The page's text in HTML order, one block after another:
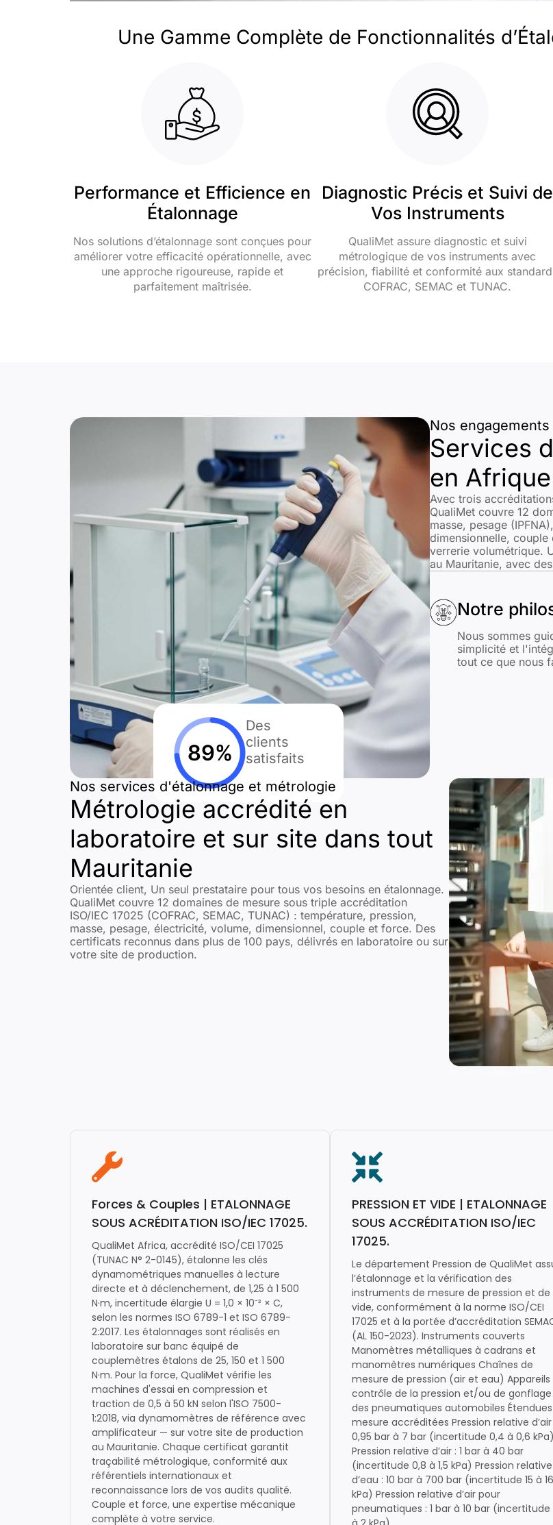
Une Gamme Complète de Fonctionnalités
Performance et Efficience en
Étalonnage
Nos solutions d’étalonnage sont conçues pour
améliorer votre efficacité opérationnelle, avec
une approche rigoureuse, rapide et
parfaitement maîtrisée.
Diagnostic Précis et Suivi de
Vos Instruments
QualiMet assure diagnostic et suivi
métrologique de vos instruments avec
précision, fiabilité et conformité aux
COFRAC, SEMAC et TUNAC.
Des
clients
satisfaits
Nos engagements
Services
en Afrique
Avec trois
QualiMet couvre 12
masse, pesage
dimensionnelle,
verrerie volumétrique.
au Mauritanie, avec
Notre
Nous sommes
simplicité et
tout ce que nous
Nos services d'étalonnage et métrologie
Métrologie accrédité en
laboratoire et sur site dans tout
Mauritanie
Orientée client, Un seul prestataire pour tous vos besoins en étalonnage.
QualiMet couvre 12 domaines de mesure sous triple accréditation
ISO/IEC 17025 (COFRAC, SEMAC, TUNAC) : température, pression,
masse, pesage, électricité, volume, dimensionnel, couple et force. Des
certificats reconnus dans plus de 100 pays, délivrés en laboratoire ou sur
votre site de production.
Forces & Couples | ETALONNAGE
SOUS ACRÉDITATION ISO/IEC 17025.
QualiMet Africa, accrédité ISO/CEI 17025
(TUNAC N° 2-0145), étalonne les clés
dynamométriques manuelles à lecture
directe et à déclenchement, de 1,25 à 1 500
N·m, incertitude élargie U = 1,0 × 10⁻² × C,
selon les normes ISO 6789-1 et ISO 6789-
2:2017. Les étalonnages sont réalisés en
laboratoire sur banc équipé de
couplemètres étalons de 25, 150 et 1 500
N·m. Pour la force, QualiMet vérifie les
machines d'essai en compression et
traction de 0,5 à 50 kN selon l'ISO 7500-
1:2018, via dynamomètres de référence avec
amplificateur — sur votre site de production
au Mauritanie. Chaque certificat garantit
traçabilité métrologique, conformité aux
référentiels internationaux et
reconnaissance lors de vos audits qualité.
Couple et force, une expertise mécanique
complète à votre service.
PRESSION ET VIDE | ETALONNAGE
SOUS ACCRÉDITATION ISO/IEC
17025.
Le département Pression de QualiMet
l’étalonnage et la vérification des
instruments de mesure de pression et de
vide, conformément à la norme ISO/CEI
17025 et à la portée d’accréditation
(AL 150-2023). Instruments couverts
Manomètres métalliques à cadrans et
manomètres numériques Chaînes de
mesure de pression (air et eau) Appareils
contrôle de la pression et/ou de gonflage
des pneumatiques automobiles
mesure accréditées Pression relative d’air
0,95 bar à 7 bar (incertitude 0,4 à 0,6 kPa)
Pression relative d’air : 1 bar à 40 bar
(incertitude 0,8 à 1,5 kPa) Pression relative
d’eau : 10 bar à 700 bar (incertitude 15 à 16
kPa) Pression relative d’air pour
pneumatiques : 1 bar à 10 bar (incertitude